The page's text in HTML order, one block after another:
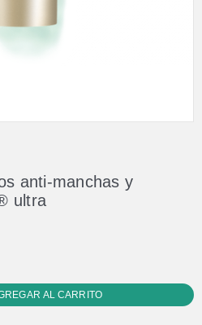
anti-manchas y
ultra